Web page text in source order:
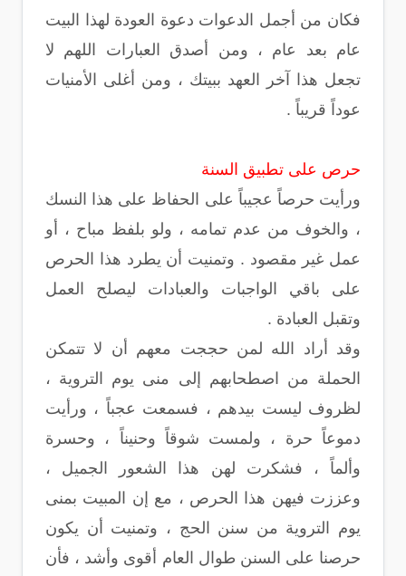
فكان من أجمل الدعوات دعوة العودة لهذا البيت
عام بعد عام ، ومن أصدق العبارات اللهم لا
تجعل هذا آخر العهد ببيتك ، ومن أغلى الأمنيات
عوداً قريباً .
حرص على تطبيق السنة
ورأيت حرصاً عجيباً على الحفاظ على هذا النسك
، والخوف من عدم تمامه ، ولو بلفظ مباح ، أو
عمل غير مقصود . وتمنيت أن يطرد هذا الحرص
على باقي الواجبات والعبادات ليصلح العمل
وتقبل العبادة .
وقد أراد الله لمن حججت معهم أن لا تتمكن
الحملة من اصطحابهم إلى منى يوم التروية ،
لظروف ليست بيدهم ، فسمعت عجباً ، ورأيت
دموعاً حرة ، ولمست شوقاً وحنيناً ، وحسرة
وألماً ، فشكرت لهن هذا الشعور الجميل ،
وعززت فيهن هذا الحرص ، مع إن المبيت بمنى
يوم التروية من سنن الحج ، وتمنيت أن يكون
حرصنا على السنن طوال العام أقوى وأشد ، فأن